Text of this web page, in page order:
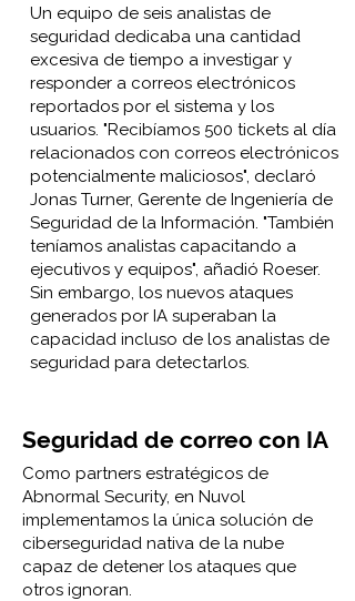
Un equipo de seis analistas de
seguridad dedicaba una cantidad
excesiva de tiempo a investigar y
responder a correos electrónicos
reportados por el sistema y los
usuarios. "Recibíamos 500 tickets al día
relacionados con correos electrónicos
potencialmente maliciosos", declaró
Jonas Turner, Gerente de Ingeniería de
Seguridad de la Información. "También
teníamos analistas capacitando a
ejecutivos y equipos", añadió Roeser.
Sin embargo, los nuevos ataques
generados por IA superaban la
capacidad incluso de los analistas de
seguridad para detectarlos.
Seguridad de correo con IA
Como partners estratégicos de
Abnormal Security, en Nuvol
implementamos la única solución de
ciberseguridad nativa de la nube
capaz de detener los ataques que
otros ignoran.